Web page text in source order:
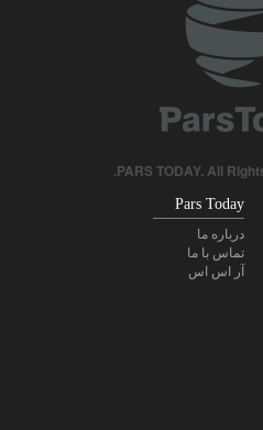
Pars Today
درباره ما
تماس با ما
آر اس اس